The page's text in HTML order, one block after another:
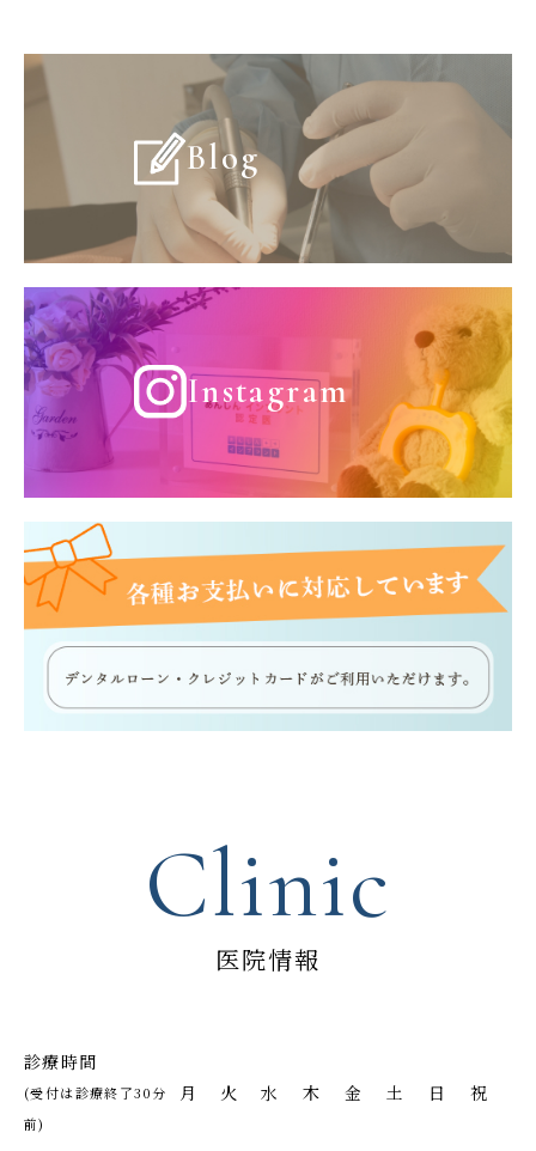
Blog
Instagram
Clinic
医院情報
診療時間
(受付は診療終了30分
前)
月 火 水 木 金 土 日 祝